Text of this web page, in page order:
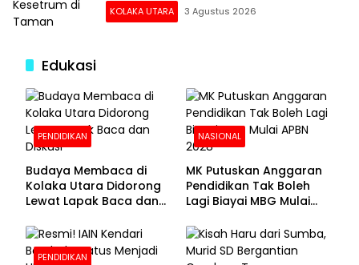
KOLAKA UTARA 3 Agustus 2026
Edukasi
PENDIDIKAN
Budaya Membaca di
Kolaka Utara Didorong
Lewat Lapak Baca dan
NASIONAL
MK Putuskan Anggaran
Pendidikan Tak Boleh
Lagi Biayai MBG Mulai
PENDIDIKAN